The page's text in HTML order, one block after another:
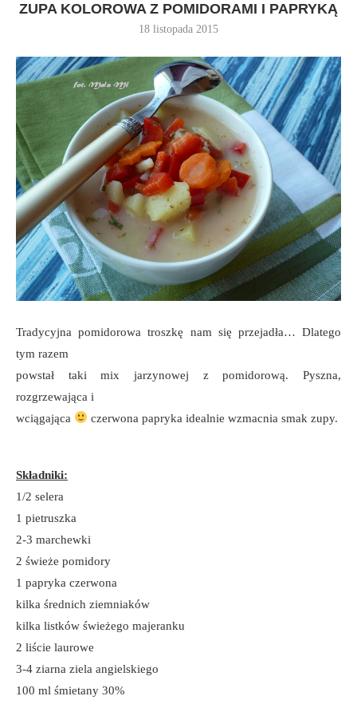
ZUPA KOLOROWA Z POMIDORAMI I PAPRYKĄ
18 listopada 2015
Tradycyjna pomidorowa troszkę nam się przejadła… Dlatego
tym razem
powstał taki mix jarzynowej z pomidorową. Pyszna,
rozgrzewająca i
wciągająca
czerwona papryka idealnie wzmacnia smak zupy.
Składniki:
1/2 selera
1 pietruszka
2-3 marchewki
2 świeże pomidory
1 papryka czerwona
kilka średnich ziemniaków
kilka listków świeżego majeranku
2 liście laurowe
3-4 ziarna ziela angielskiego
100 ml śmietany 30%